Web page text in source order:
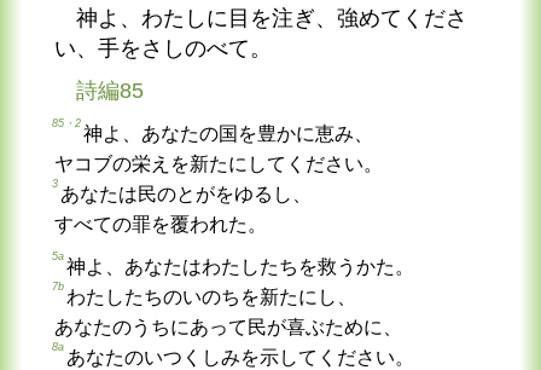
神よ、わたしに目を注ぎ、強めてくださ
い、手をさしのべて。
詩編85
85・2
神よ、あなたの国を豊かに恵み、
ヤコブの栄えを新たにしてください。
3
あなたは民のとがをゆるし、
すべての罪を覆われた。
5a
神よ、あなたはわたしたちを救うかた。
7b
わたしたちのいのちを新たにし、
あなたのうちにあって民が喜ぶために、
8a
あなたのいつくしみを示してください。